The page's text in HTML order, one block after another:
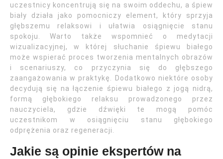
uczestnicy koncentrują się na swoim oddechu, a śpiew
biały działa jako pomocniczy element, który sprzyja
głębszemu relaksowi i ułatwia osiągnięcie stanu
spokoju. Warto także wspomnieć o medytacji
wizualizacyjnej, w której słuchanie śpiewu białego
może wspierać proces tworzenia mentalnych obrazów
i scenariuszy, co przyczynia się do głębszego
zaangażowania w praktykę. Dodatkowo niektóre osoby
decydują się na łączenie śpiewu białego z jogą nidrą,
formą głębokiego relaksu prowadzonego przez
nauczyciela, gdzie dźwięki te mogą pomóc
uczestnikom w osiągnięciu stanu głębokiego
odprężenia oraz regeneracji.
Jakie są opinie ekspertów na